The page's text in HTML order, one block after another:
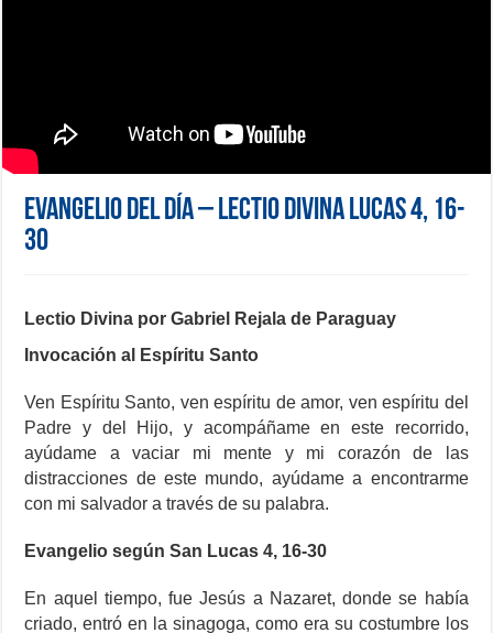
Evangelio del día – Lectio Divina Lucas 4, 16-
30
Lectio Divina por Gabriel Rejala de Paraguay
Invocación al Espíritu Santo
Ven Espíritu Santo, ven espíritu de amor, ven espíritu del
Padre y del Hijo, y acompáñame en este recorrido,
ayúdame a vaciar mi mente y mi corazón de las
distracciones de este mundo, ayúdame a encontrarme
con mi salvador a través de su palabra.
Evangelio según San Lucas 4, 16-30
En aquel tiempo, fue Jesús a Nazaret, donde se había
criado, entró en la sinagoga, como era su costumbre los